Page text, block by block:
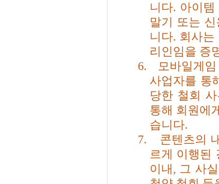
니다. 아이
말기 또는
니다. 회사는
리인임을 증
6.
모바일게
사업자를 통
당한 철회
통해 회원에
습니다.
7.
콘텐츠의
르게 이행된
이내 , 그 사